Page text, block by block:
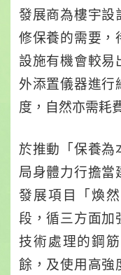
發展商為樓宇設
修保養的需要，
設施有機會較易
外添置儀器進
度，自然亦需耗
於推動「保養為
局身體力行擔當
發展項目「煥
段，循三方面加
技術處理的鋼
餘，及使用高強